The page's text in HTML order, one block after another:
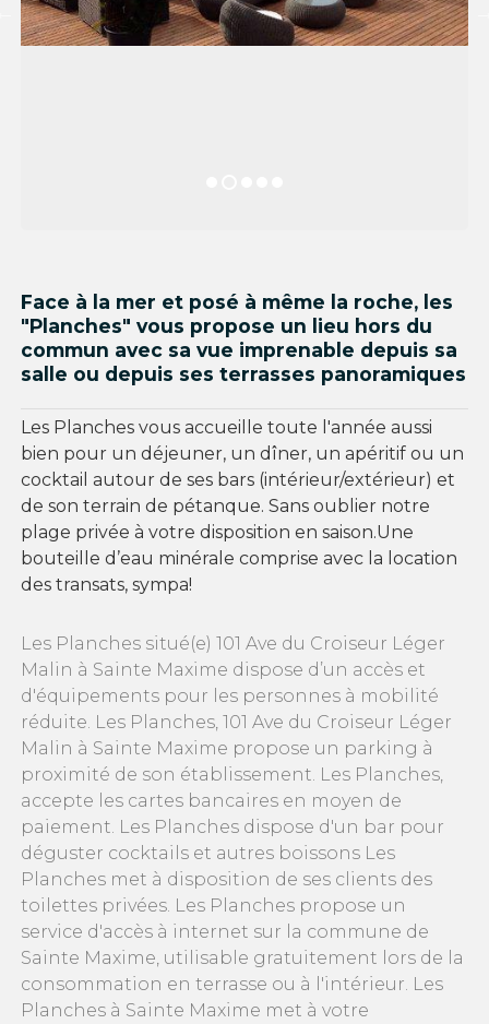
Face à la mer et posé à même la roche, les
"Planches" vous propose un lieu hors du
commun avec sa vue imprenable depuis sa
salle ou depuis ses terrasses panoramiques
Les Planches vous accueille toute l'année aussi
bien pour un déjeuner, un dîner, un apéritif ou un
cocktail autour de ses bars (intérieur/extérieur) et
de son terrain de pétanque. Sans oublier notre
plage privée à votre disposition en saison.Une
bouteille d’eau minérale comprise avec la location
des transats, sympa!
Les Planches situé(e) 101 Ave du Croiseur Léger
Malin à Sainte Maxime dispose d’un accès et
d'équipements pour les personnes à mobilité
réduite. Les Planches, 101 Ave du Croiseur Léger
Malin à Sainte Maxime propose un parking à
proximité de son établissement. Les Planches,
accepte les cartes bancaires en moyen de
paiement. Les Planches dispose d'un bar pour
déguster cocktails et autres boissons Les
Planches met à disposition de ses clients des
toilettes privées. Les Planches propose un
service d'accès à internet sur la commune de
Sainte Maxime, utilisable gratuitement lors de la
consommation en terrasse ou à l'intérieur. Les
Planches à Sainte Maxime met à votre